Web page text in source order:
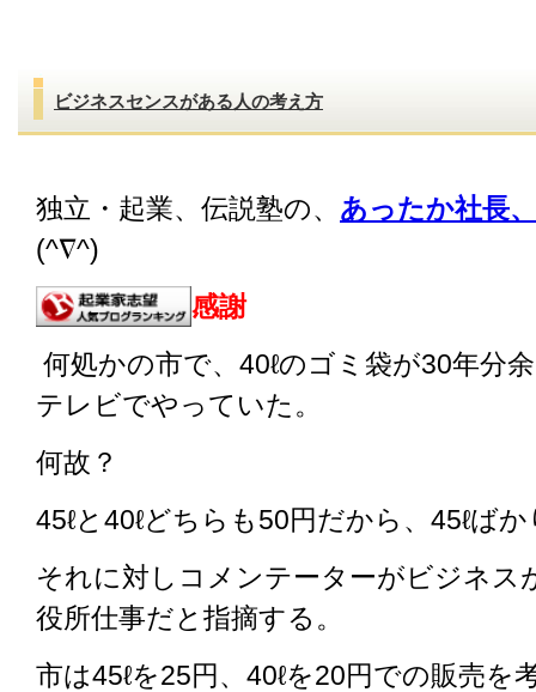
ビジネスセンスがある人の考え方
独立・起業、伝説塾の、 あったか社長
(^∇^)
感謝
何処かの市で、40ℓのゴミ袋が30年分
テレビでやっていた。
何故？
45ℓと40ℓどちらも50円だから、45ℓば
それに対しコメンテーターがビジネス
役所仕事だと指摘する。
市は45ℓを25円、40ℓを20円での販売を